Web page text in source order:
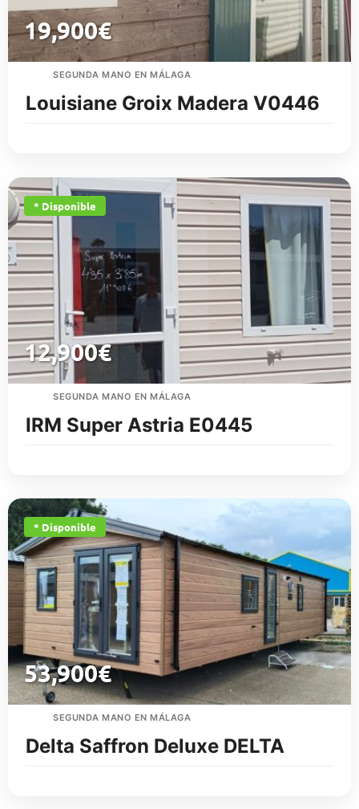
19,900€
SEGUNDA MANO EN MÁLAGA
Louisiane Groix Madera V0446
* Disponible
12,900€
SEGUNDA MANO EN MÁLAGA
IRM Super Astria E0445
* Disponible
53,900€
SEGUNDA MANO EN MÁLAGA
Delta Saffron Deluxe DELTA